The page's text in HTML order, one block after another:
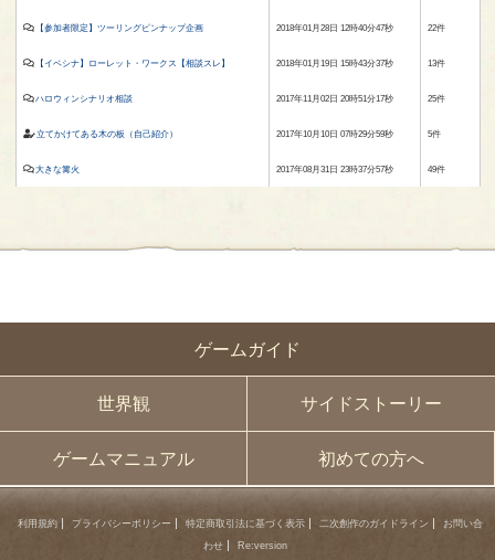
ゲームガイド
世界観 サイドストーリー
ゲームマニュアル 初めての方へ
【参加者限定】ツーリングピンナップ企画 2018年01月28日 12時40分47秒 22件
【イベシナ】ローレット・ワークス【相談スレ】 2018年01月19日 15時43分37秒 13件
ハロウィンシナリオ相談 2017年11月02日 20時51分17秒 25件
立てかけてある木の板（自己紹介） 2017年10月10日 07時29分59秒 5件
大きな篝火 2017年08月31日 23時37分57秒 49件
利用規約 プライバシーポリシー 特定商取引法に基づく表示 二次創作のガイドライン
お問い合
わせ
Re:version